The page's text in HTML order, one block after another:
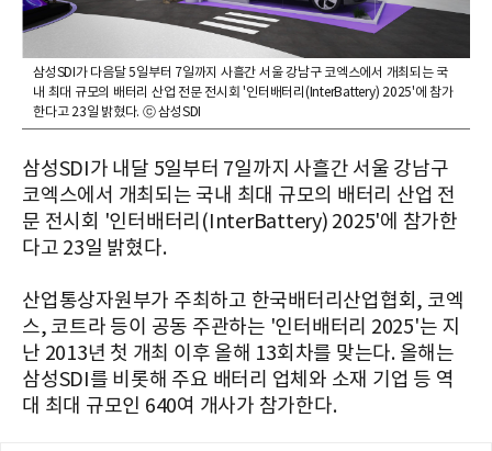
삼성SDI가 다음달 5일부터 7일까지 사흘간 서울 강남구 코엑스에서 개최되는 국
내 최대 규모의 배터리 산업 전문 전시회 '인터배터리(InterBattery) 2025'에 참가
한다고 23일 밝혔다. ⓒ 삼성SDI
삼성SDI가 내달 5일부터 7일까지 사흘간 서울 강남구
코엑스에서 개최되는 국내 최대 규모의 배터리 산업 전
문 전시회 '인터배터리(InterBattery) 2025'에 참가한
다고 23일 밝혔다.
산업통상자원부가 주최하고 한국배터리산업협회, 코엑
스, 코트라 등이 공동 주관하는 '인터배터리 2025'는 지
난 2013년 첫 개최 이후 올해 13회차를 맞는다. 올해는
삼성SDI를 비롯해 주요 배터리 업체와 소재 기업 등 역
대 최대 규모인 640여 개사가 참가한다.